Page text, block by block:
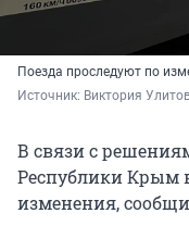
Поезда проследуют по
Источник: Виктория
В связи с
Республики Крым
изменения,